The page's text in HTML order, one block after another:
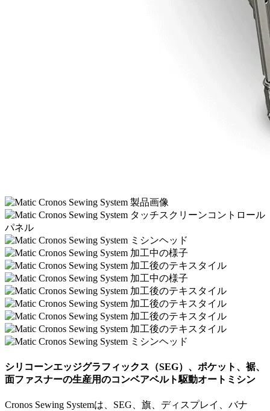
シリコーンエッジグラフィックス（SEG）、ポケット、裾、
面ファスナーの生産用のコンベアベルト駆動オートミシン
Cronos Sewing Systemは、SEG、旗、ディスプレイ、バナ